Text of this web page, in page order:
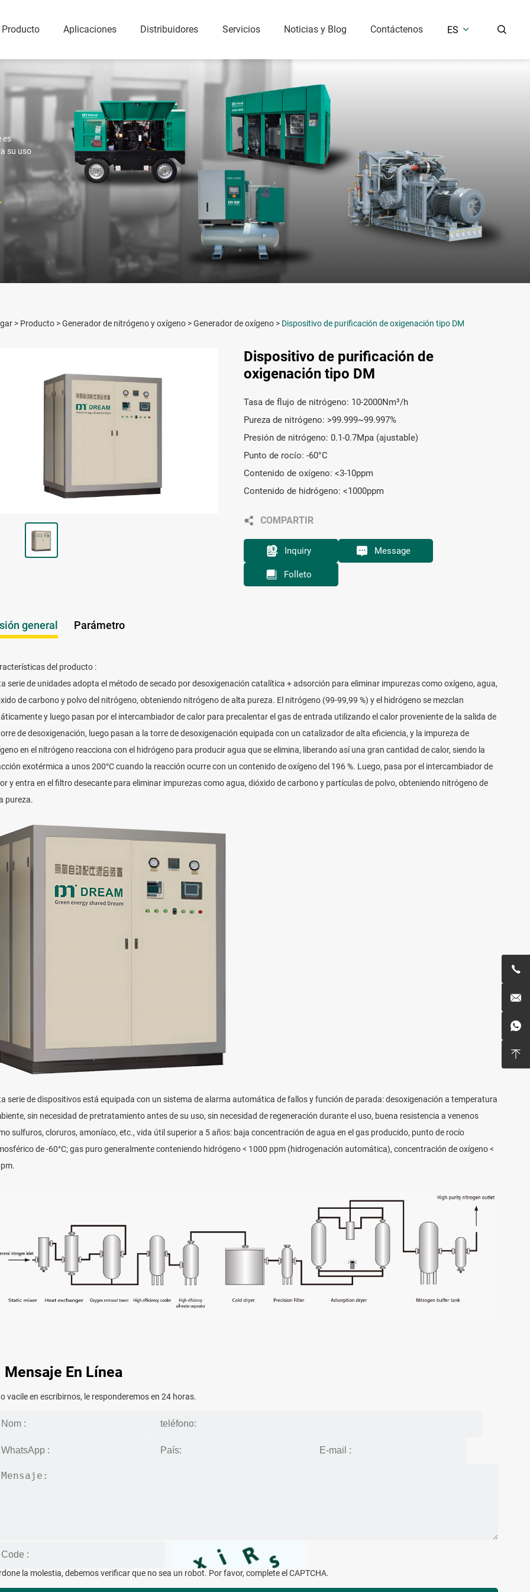
Producto
Compresor VSD de tornillo rotativo seco sin aceite de baja presión
portátiles
Portátil diésel (8-35 Bar)
Portátil eléctrico (8-18 Bar)
y
Soplador de tornillo y
bomba de vacío
Soplador de tornillo serie DFV-G
Bomba de vacío sin aceite
Soluciones industriales
Con inyección de aceite
Sin aceite
Pistones
Aplicaciones Distribuidores Servicios Noticias y Blog Contáctenos ES  




es
su uso
> Producto >Generador de nitrógeno y oxígeno >Generador de oxígeno > Dispositivo de purificación de oxigenación tipo DM
Dispositivo de purificación de
oxigenación tipo DM
Tasa de flujo de nitrógeno: 10-2000Nm³/h
Pureza de nitrógeno: >99.999~99.997%
Presión de nitrógeno: 0.1-0.7Mpa (ajustable)
Punto de rocío: -60°C
Contenido de oxígeno: <3-10ppm
Contenido de hidrógeno: <1000ppm
COMPARTIR
Inquiry Message
Folleto
general Parámetro
del producto :
serie de unidades adopta el método de secado por desoxigenación catalítica + adsorción para eliminar impurezas como oxígeno, agua,
de carbono y polvo del nitrógeno, obteniendo nitrógeno de alta pureza. El nitrógeno (99-99,99 %) y el hidrógeno se mezclan
y luego pasan por el intercambiador de calor para precalentar el gas de entrada utilizando el calor proveniente de la salida de
de desoxigenación, luego pasan a la torre de desoxigenación equipada con un catalizador de alta eficiencia, y la impureza de
en el nitrógeno reacciona con el hidrógeno para producir agua que se elimina, liberando así una gran cantidad de calor, siendo la
exotérmica a unos 200°C cuando la reacción ocurre con un contenido de oxígeno del 196 %. Luego, pasa por el intercambiador de
y entra en el filtro desecante para eliminar impurezas como agua, dióxido de carbono y partículas de polvo, obteniendo nitrógeno de
pureza.
serie de dispositivos está equipada con un sistema de alarma automática de fallos y función de parada: desoxigenación a temperatura
sin necesidad de pretratamiento antes de su uso, sin necesidad de regeneración durante el uso, buena resistencia a venenos
sulfuros, cloruros, amoníaco, etc., vida útil superior a 5 años: baja concentración de agua en el gas producido, punto de rocío
de -60°C; gas puro generalmente conteniendo hidrógeno < 1000 ppm (hidrogenación automática), concentración de oxígeno <
Mensaje En Línea
vacile en escribirnos, le responderemos en 24 horas.
la molestia, debemos verificar que no sea un robot. Por favor, complete el CAPTCHA.